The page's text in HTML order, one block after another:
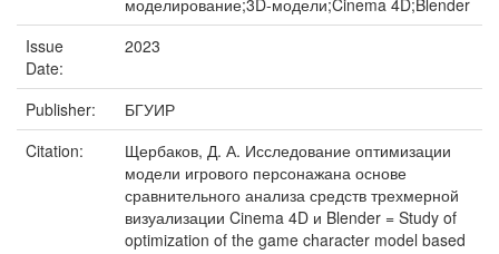
моделирование;3D-модели;Cinema 4D;Blender
Issue
Date:
2023
Publisher:
БГУИР
Citation:
Щербаков, Д. А. Исследование оптимизации
модели игрового персонажана основе
сравнительного анализа средств трехмерной
визуализации Cinema 4D и Blender = Study of
optimization of the game character model based